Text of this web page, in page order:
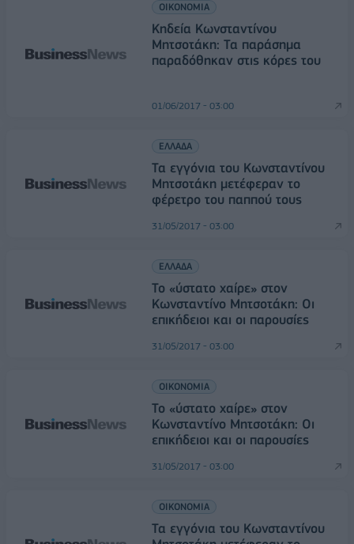
ΟΙΚΟΝΟΜΙΑ
Κηδεία Κωνσταντίνου
Μητσοτάκη: Τα παράσημα
παραδόθηκαν στις κόρες του
01/06/2017 - 03:00
ΕΛΛΑΔΑ
Τα εγγόνια του Κωνσταντίνου
Μητσοτάκη μετέφεραν το
φέρετρο του παππού τους
31/05/2017 - 03:00
ΕΛΛΑΔΑ
Το «ύστατο χαίρε» στον
Κωνσταντίνο Μητσοτάκη: Οι
επικήδειοι και οι παρουσίες
31/05/2017 - 03:00
ΟΙΚΟΝΟΜΙΑ
Το «ύστατο χαίρε» στον
Κωνσταντίνο Μητσοτάκη: Οι
επικήδειοι και οι παρουσίες
31/05/2017 - 03:00
ΟΙΚΟΝΟΜΙΑ
Τα εγγόνια του Κωνσταντίνου